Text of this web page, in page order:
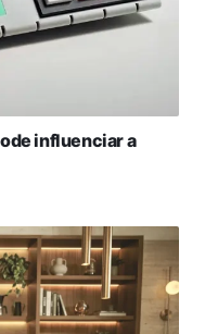
influenciar a